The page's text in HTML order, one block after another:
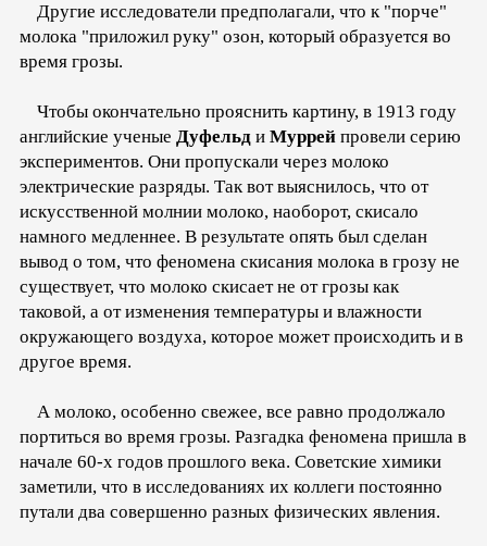
Другие исследователи предполагали, что к "порче"
молока "приложил руку" озон, который образуется во
время грозы.
Чтобы окончательно прояснить картину, в 1913 году
английские ученые Дуфельд и Муррей провели серию
экспериментов. Они пропускали через молоко
электрические разряды. Так вот выяснилось, что от
искусственной молнии молоко, наоборот, скисало
намного медленнее. В результате опять был сделан
вывод о том, что феномена скисания молока в грозу не
существует, что молоко скисает не от грозы как
таковой, а от изменения температуры и влажности
окружающего воздуха, которое может происходить и в
другое время.
А молоко, особенно свежее, все равно продолжало
портиться во время грозы. Разгадка феномена пришла в
начале 60-х годов прошлого века. Советские химики
заметили, что в исследованиях их коллеги постоянно
путали два совершенно разных физических явления.